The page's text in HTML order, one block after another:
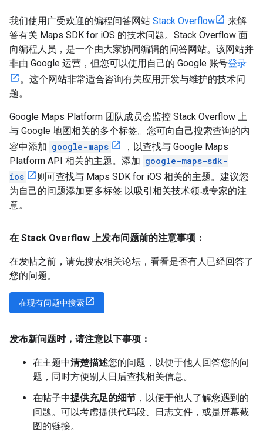
我们使用广受欢迎的编程问答网站 Stack Overflow
来解
答有关 Maps SDK for iOS 的技术问题。Stack Overflow 面
向编程人员，是一个由大家协同编辑的问答网站。该网站并
非由 Google 运营，但您可以使用自己的 Google 账号登录
。这个网站非常适合咨询有关应用开发与维护的技术问
题。
Google Maps Platform 团队成员会监控 Stack Overflow 上
与 Google 地图相关的多个标签。您可向自己搜索查询的内
容中添加 google-maps
，以查找与 Google Maps
Platform API 相关的主题。添加 google-maps-sdk-
ios
则可查找与 Maps SDK for iOS 相关的主题。建议您
为自己的问题添加更多标签 以吸引相关技术领域专家的注
意。
在 Stack Overflow 上发布问题前的注意事项：
在发帖之前，请先搜索相关论坛，看看是否有人已经回答了
您的问题。
在现有问题中搜索
发布新问题时，请注意以下事项：
在主题中清楚描述您的问题，以便于他人回答您的问
题，同时方便别人日后查找相关信息。
在帖子中提供充足的细节 ，以便于他人了解您遇到的
问题。可以考虑提供代码段、日志文件，或是屏幕截
图的链接。